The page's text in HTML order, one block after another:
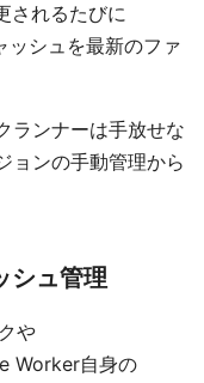
されるたびに
ッシュを最新のファ
ランナーは手放せな
ョンの手動管理から
シュ管理
や
Worker自身の